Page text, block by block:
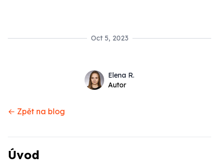
Oct 5, 2023
Name
Elena R.
Twitter
Autor
← Zpět na blog
Úvod